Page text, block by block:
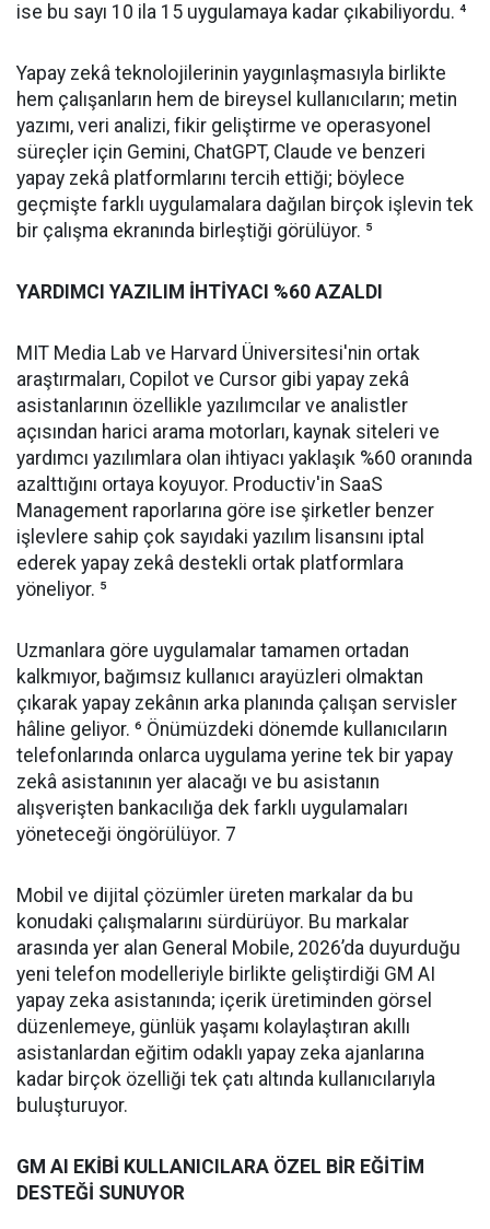
ise bu sayı 10 ila 15 uygulamaya kadar çıkabiliyordu. ⁴
Yapay zekâ teknolojilerinin yaygınlaşmasıyla birlikte
hem çalışanların hem de bireysel kullanıcıların; metin
yazımı, veri analizi, fikir geliştirme ve operasyonel
süreçler için Gemini, ChatGPT, Claude ve benzeri
yapay zekâ platformlarını tercih ettiği; böylece
geçmişte farklı uygulamalara dağılan birçok işlevin tek
bir çalışma ekranında birleştiği görülüyor. ⁵
YARDIMCI YAZILIM İHTİYACI %60 AZALDI
MIT Media Lab ve Harvard Üniversitesi'nin ortak
araştırmaları, Copilot ve Cursor gibi yapay zekâ
asistanlarının özellikle yazılımcılar ve analistler
açısından harici arama motorları, kaynak siteleri ve
yardımcı yazılımlara olan ihtiyacı yaklaşık %60 oranında
azalttığını ortaya koyuyor. Productiv'in SaaS
Management raporlarına göre ise şirketler benzer
işlevlere sahip çok sayıdaki yazılım lisansını iptal
ederek yapay zekâ destekli ortak platformlara
yöneliyor. ⁵
Uzmanlara göre uygulamalar tamamen ortadan
kalkmıyor, bağımsız kullanıcı arayüzleri olmaktan
çıkarak yapay zekânın arka planında çalışan servisler
hâline geliyor. ⁶ Önümüzdeki dönemde kullanıcıların
telefonlarında onlarca uygulama yerine tek bir yapay
zekâ asistanının yer alacağı ve bu asistanın
alışverişten bankacılığa dek farklı uygulamaları
yöneteceği öngörülüyor. 7
Mobil ve dijital çözümler üreten markalar da bu
konudaki çalışmalarını sürdürüyor. Bu markalar
arasında yer alan General Mobile, 2026’da duyurduğu
yeni telefon modelleriyle birlikte geliştirdiği GM AI
yapay zeka asistanında; içerik üretiminden görsel
düzenlemeye, günlük yaşamı kolaylaştıran akıllı
asistanlardan eğitim odaklı yapay zeka ajanlarına
kadar birçok özelliği tek çatı altında kullanıcılarıyla
buluşturuyor.
GM AI EKİBİ KULLANICILARA ÖZEL BİR EĞİTİM
DESTEĞİ SUNUYOR